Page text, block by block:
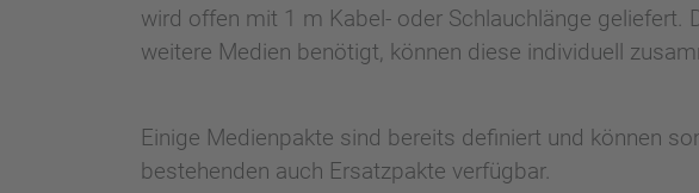
wird offen mit 1 m Kabel- oder Schlauchlänge
weitere Medien benötigt, können diese individuell
Einige Medienpakte sind bereits definiert und können
bestehenden auch Ersatzpakte verfügbar.